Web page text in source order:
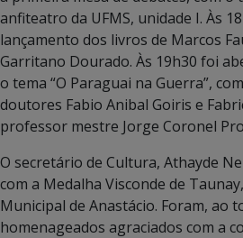
anfiteatro da UFMS, unidade I. Às
lançamento dos livros de Marcos
Garritano Dourado. Às 19h30 foi
o tema “O Paraguai na Guerra”,
doutores Fabio Anibal Goiris e
professor mestre Jorge Coronel
O secretário de Cultura, Athayde
com a Medalha Visconde de
Municipal de Anastácio. Foram, ao
homenageados agraciados com a